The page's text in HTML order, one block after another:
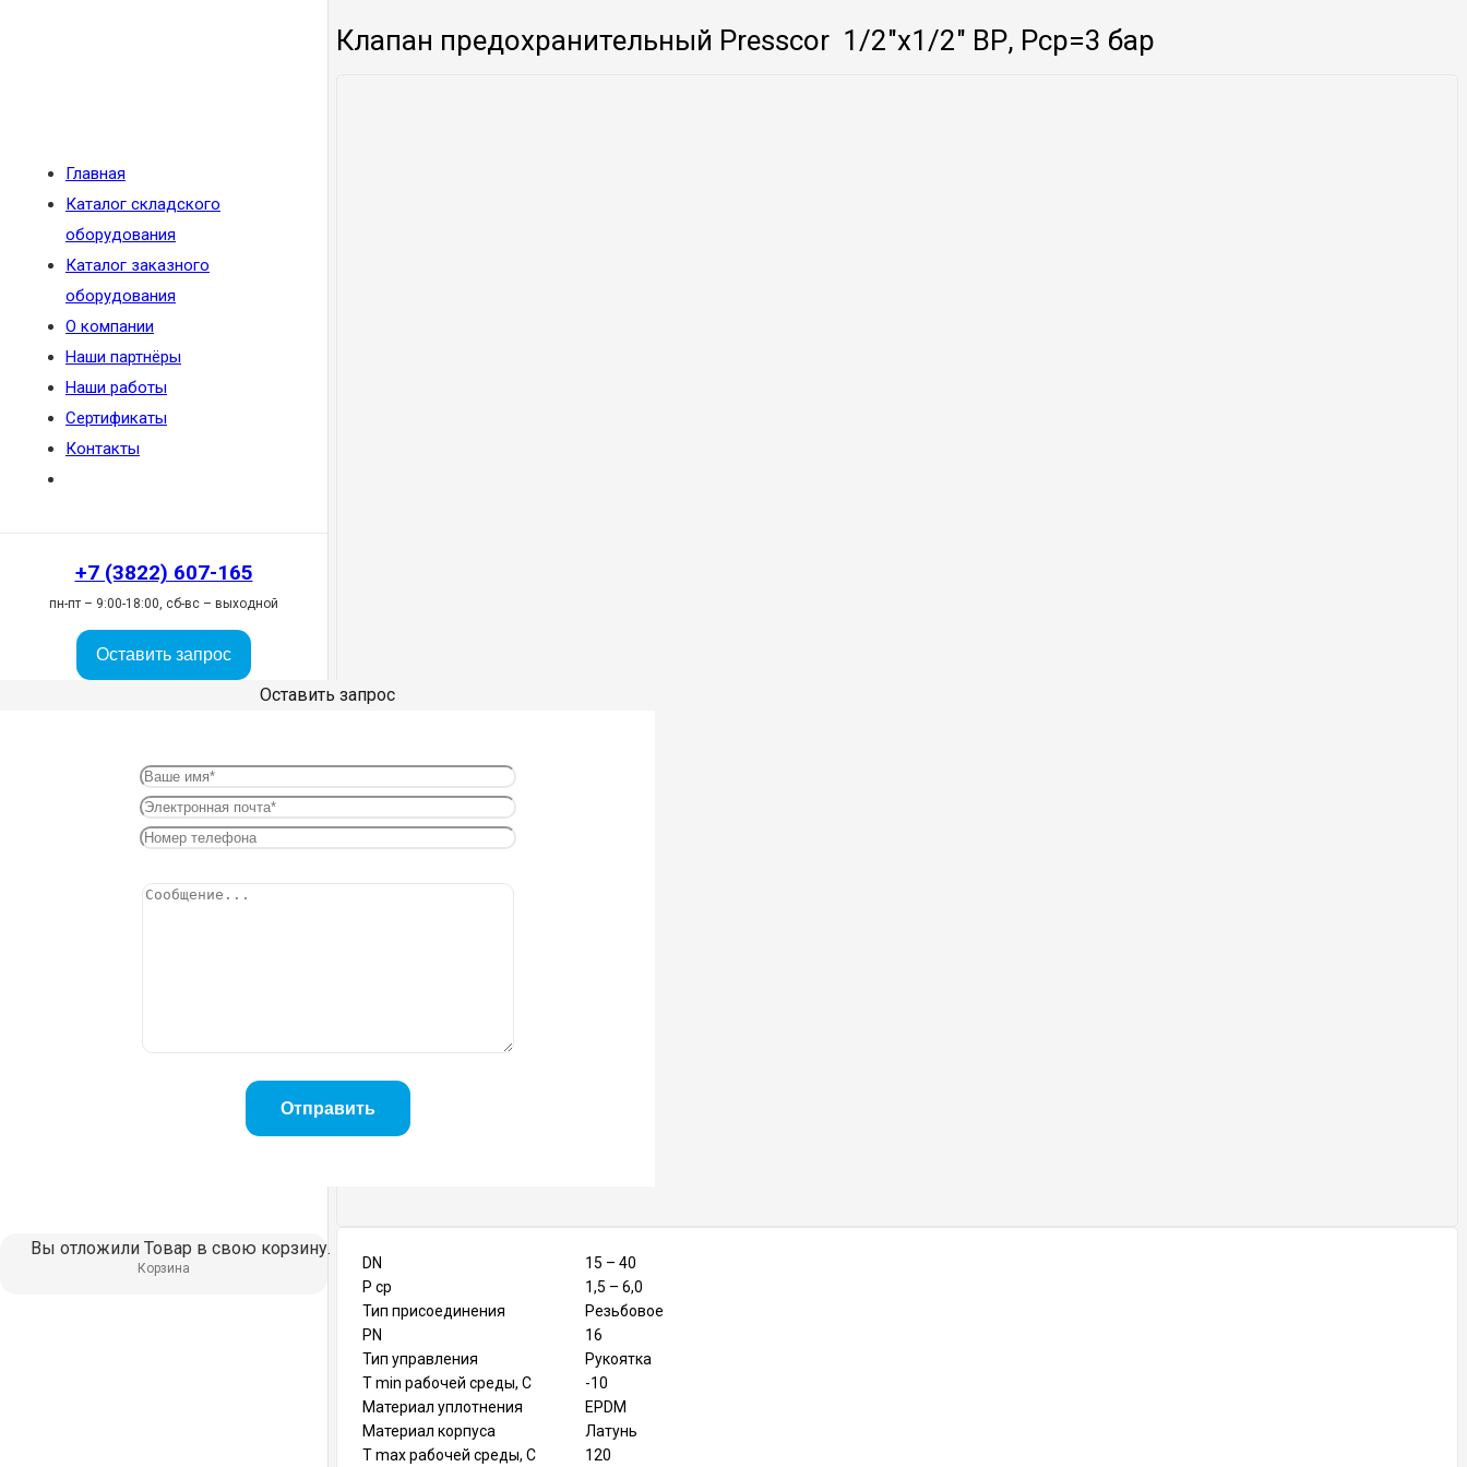
Главная
Каталог складского
оборудования
Каталог заказного
оборудования
О компании
Наши партнёры
Наши работы
Сертификаты
Контакты
+7 (3822) 607-165
пн-пт – 9:00-18:00, сб-вс – выходной
Оставить запрос
Оставить запрос
Вы отложили Товар в свою корзину.
Корзина
Клапан предохранительный Presscor 1/2″x1/2″ ВР, Рср=3 бар
DN
15 – 40
Р ср
1,5 – 6,0
Тип присоединения
Резьбовое
PN
16
Тип управления
Рукоятка
T min рабочей среды, C
-10
Материал уплотнения
EPDM
Материал корпуса
Латунь
T max рабочей среды, С
120